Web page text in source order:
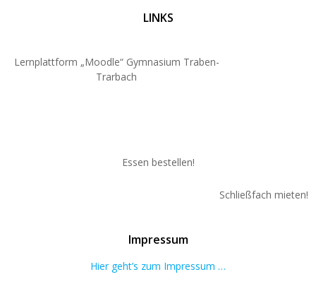
LINKS
Lernplattform „Moodle“ Gymnasium Traben-
Trarbach
Essen bestellen!
Schließfach mieten!
Impressum
Hier geht’s zum Impressum …